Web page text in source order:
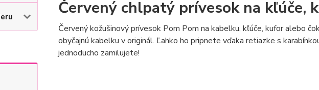
Červený chlpatý prívesok na kľúče,
Červený kožušinový prívesok Pom Pom na kabelku, kľúče, kufor alebo
obyčajnú kabelku v originál. Ľahko ho pripnete vďaka retiazke s
jednoducho zamilujete!